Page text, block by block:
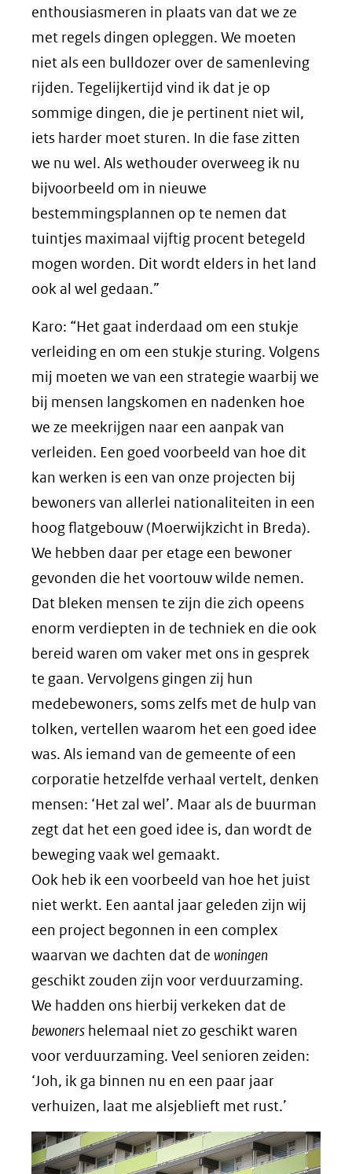
enthousiasmeren in plaats van dat we ze
met regels dingen opleggen. We moeten
niet als een bulldozer over de samenleving
rijden. Tegelijkertijd vind ik dat je op
sommige dingen, die je pertinent niet wil,
iets harder moet sturen. In die fase zitten
we nu wel. Als wethouder overweeg ik nu
bijvoorbeeld om in nieuwe
bestemmingsplannen op te nemen dat
tuintjes maximaal vijftig procent betegeld
mogen worden. Dit wordt elders in het land
ook al wel gedaan.”
Karo: “Het gaat inderdaad om een stukje
verleiding en om een stukje sturing. Volgens
mij moeten we van een strategie waarbij we
bij mensen langskomen en nadenken hoe
we ze meekrijgen naar een aanpak van
verleiden. Een goed voorbeeld van hoe dit
kan werken is een van onze projecten bij
bewoners van allerlei nationaliteiten in een
hoog flatgebouw (Moerwijkzicht in Breda).
We hebben daar per etage een bewoner
gevonden die het voortouw wilde nemen.
Dat bleken mensen te zijn die zich opeens
enorm verdiepten in de techniek en die ook
bereid waren om vaker met ons in gesprek
te gaan. Vervolgens gingen zij hun
medebewoners, soms zelfs met de hulp van
tolken, vertellen waarom het een goed idee
was. Als iemand van de gemeente of een
corporatie hetzelfde verhaal vertelt, denken
mensen: ‘Het zal wel’. Maar als de buurman
zegt dat het een goed idee is, dan wordt de
beweging vaak wel gemaakt.
Ook heb ik een voorbeeld van hoe het juist
niet werkt. Een aantal jaar geleden zijn wij
een project begonnen in een complex
waarvan we dachten dat de woningen
geschikt zouden zijn voor verduurzaming.
We hadden ons hierbij verkeken dat de
bewoners helemaal niet zo geschikt waren
voor verduurzaming. Veel senioren zeiden:
‘Joh, ik ga binnen nu en een paar jaar
verhuizen, laat me alsjeblieft met rust.’